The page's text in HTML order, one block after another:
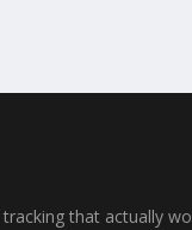
that actually